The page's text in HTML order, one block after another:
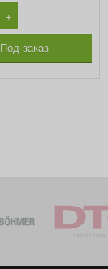
+
Под заказ